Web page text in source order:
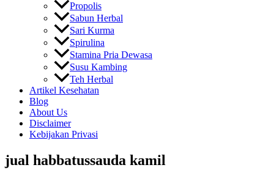
Propolis
Sabun Herbal
Sari Kurma
Spirulina
Stamina Pria Dewasa
Susu Kambing
Teh Herbal
Artikel Kesehatan
Blog
About Us
Disclaimer
Kebijakan Privasi
jual habbatussauda kamil